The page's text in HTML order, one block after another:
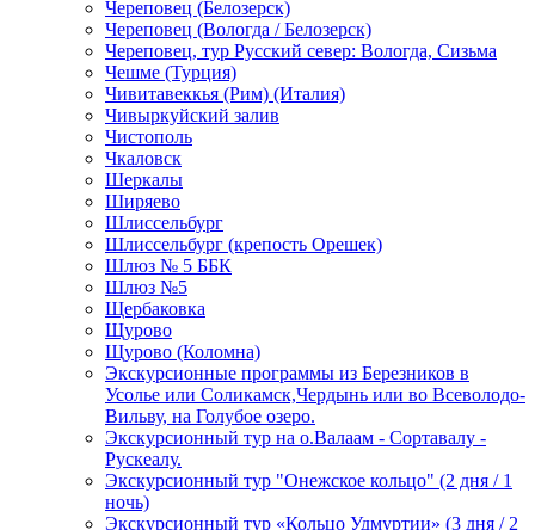
Череповец (Белозерск)
Череповец (Вологда / Белозерск)
Череповец, тур Русский север: Вологда, Сизьма
Чешме (Турция)
Чивитавеккья (Рим) (Италия)
Чивыркуйский залив
Чистополь
Чкаловск
Шеркалы
Ширяево
Шлиссельбург
Шлиссельбург (крепость Орешек)
Шлюз № 5 ББК
Шлюз №5
Щербаковка
Щурово
Щурово (Коломна)
Экскурсионные программы из Березников в
Усолье или Соликамск,Чердынь или во Всеволодо-
Вильву, на Голубое озеро.
Экскурсионный тур на о.Валаам - Сортавалу -
Рускеалу.
Экскурсионный тур "Онежское кольцо" (2 дня / 1
ночь)
Экскурсионный тур «Кольцо Удмуртии» (3 дня / 2